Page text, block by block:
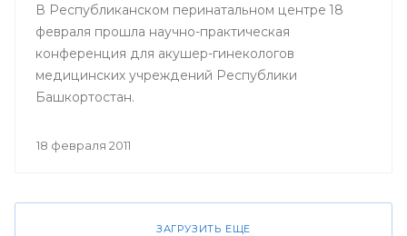
В Республиканском перинатальном центре 18
февраля прошла научно-практическая
конференция для акушер-гинекологов
медицинских учреждений Республики
Башкортостан.
18 февраля 2011
ЗАГРУЗИТЬ ЕЩЕ